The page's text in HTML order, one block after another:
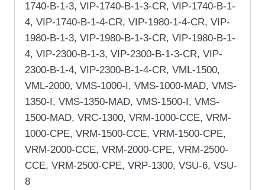
1740-B-1-3, VIP-1740-B-1-3-CR, VIP-1740-B-1-
4, VIP-1740-B-1-4-CR, VIP-1980-1-4-CR, VIP-
1980-B-1-3, VIP-1980-B-1-3-CR, VIP-1980-B-1-
4, VIP-2300-B-1-3, VIP-2300-B-1-3-CR, VIP-
2300-B-1-4, VIP-2300-B-1-4-CR, VML-1500,
VML-2000, VMS-1000-I, VMS-1000-MAD, VMS-
1350-I, VMS-1350-MAD, VMS-1500-I, VMS-
1500-MAD, VRC-1300, VRM-1000-CCE, VRM-
1000-CPE, VRM-1500-CCE, VRM-1500-CPE,
VRM-2000-CCE, VRM-2000-CPE, VRM-2500-
CCE, VRM-2500-CPE, VRP-1300, VSU-6, VSU-
8